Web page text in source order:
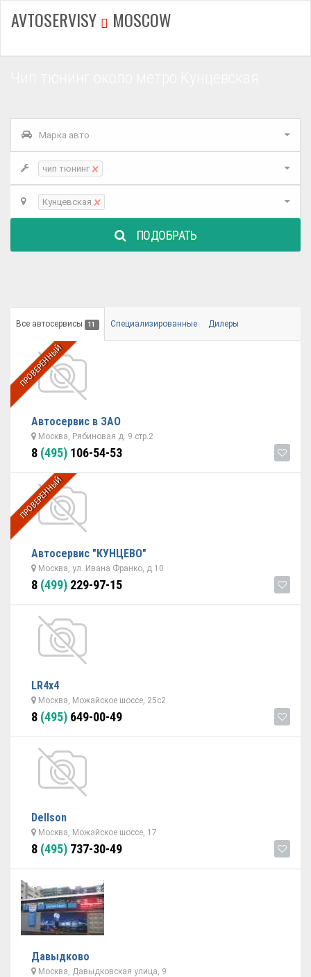
AVTOSERVISY MOSCOW
Марка авто
чип тюнинг ×
Кунцевская ×
ПОДОБРАТЬ
Все автосервисы 11 Специализированные Дилеры
ПРОВЕРЕННЫЙ
Автосервис в ЗАО
Москва, Рябиновая д. 9 стр.2
8 (495) 106-54-53
ПРОВЕРЕННЫЙ
Автосервис "КУНЦЕВО"
Москва, ул. Ивана Франко, д.10
8 (499) 229-97-15
LR4x4
Москва, Можайское шоссе, 25с2
8 (495) 649-00-49
Dellson
Москва, Можайское шоссе, 17
8 (495) 737-30-49
Давыдково
Москва, Давыдковская улица, 9